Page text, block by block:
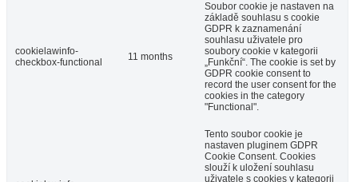
cookielawinfo-
checkbox-functional
11 months
Soubor cookie je nastaven na
základě souhlasu s cookie
GDPR k zaznamenání
souhlasu uživatele pro
soubory cookie v kategorii
„Funkční“. The cookie is set by
GDPR cookie consent to
record the user consent for the
cookies in the category
"Functional".
Tento soubor cookie je
nastaven pluginem GDPR
Cookie Consent. Cookies
slouží k uložení souhlasu
uživatele s cookies v kategorii